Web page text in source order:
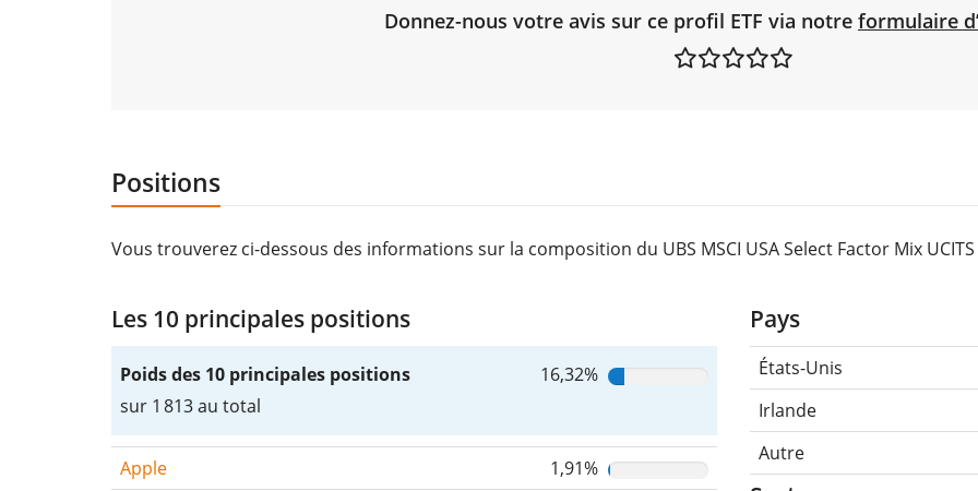
Donnez-nous votre avis sur ce profil ETF via notre formulaire
Positions
Vous trouverez ci-dessous des informations sur la composition du UBS MSCI USA Select Factor Mix UCITS
Les 10 principales positions
Poids des 10 principales positions
sur 1 813 au total
16,32%
Apple 1,91%
Pays
États-Unis
Irlande
Autre